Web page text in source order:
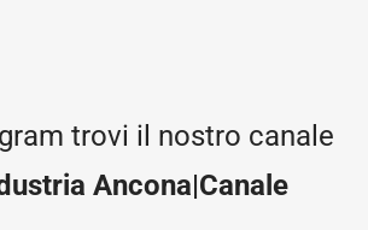
trovi il nostro canale
Ancona|Canale